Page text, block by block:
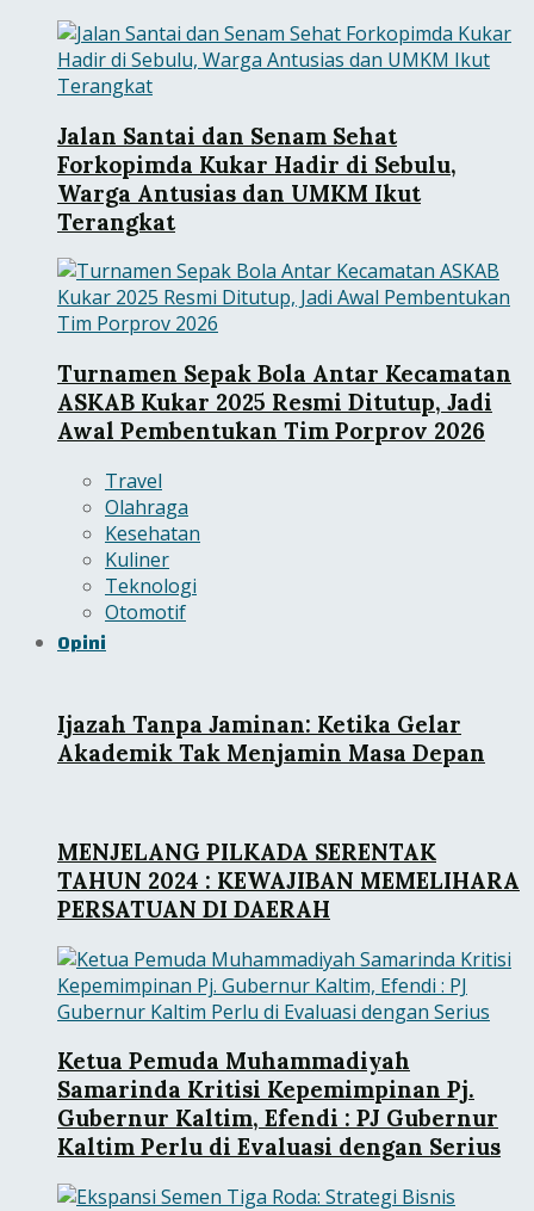
Jalan Santai dan Senam Sehat
Forkopimda Kukar Hadir di Sebulu,
Warga Antusias dan UMKM Ikut
Terangkat
Turnamen Sepak Bola Antar Kecamatan
ASKAB Kukar 2025 Resmi Ditutup, Jadi
Awal Pembentukan Tim Porprov 2026
Travel
Olahraga
Kesehatan
Kuliner
Teknologi
Otomotif
Opini
Ijazah Tanpa Jaminan: Ketika Gelar
Akademik Tak Menjamin Masa Depan
MENJELANG PILKADA SERENTAK
TAHUN 2024 : KEWAJIBAN MEMELIHARA
PERSATUAN DI DAERAH
Ketua Pemuda Muhammadiyah
Samarinda Kritisi Kepemimpinan Pj.
Gubernur Kaltim, Efendi : PJ Gubernur
Kaltim Perlu di Evaluasi dengan Serius